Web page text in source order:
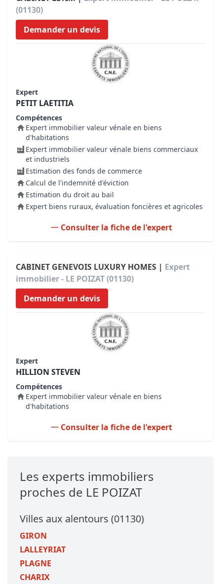
(01130)
Demander un devis
Expert
PETIT LAETITIA
Compétences
Expert immobilier valeur vénale en biens
d'habitations
Expert immobilier valeur vénale biens commerciaux
et industriels
Estimation des fonds de commerce
Calcul de l'indemnité d'éviction
Estimation du droit au bail
Expert biens ruraux, évaluation foncières et agricoles
Consulter la fiche de l'expert
CABINET GENEVOIS LUXURY HOMES | Expert
immobilier - LE POIZAT (01130)
Demander un devis
Expert
HILLION STEVEN
Compétences
Expert immobilier valeur vénale en biens
d'habitations
Consulter la fiche de l'expert
Les experts immobiliers
proches de LE POIZAT
Villes aux alentours (01130)
GIRON
LALLEYRIAT
PLAGNE
CHARIX